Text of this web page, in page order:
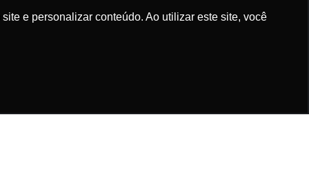
e personalizar conteúdo. Ao utilizar este site, você